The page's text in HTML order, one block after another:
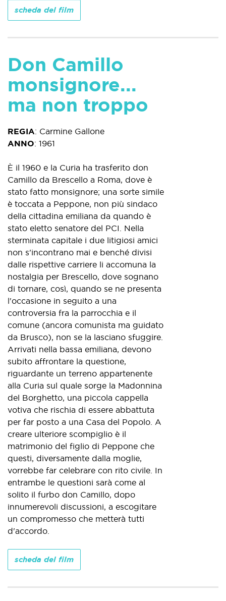
scheda del film
Don Camillo
monsignore...
ma non troppo
REGIA: Carmine Gallone
ANNO: 1961
È il 1960 e la Curia ha trasferito don
Camillo da Brescello a Roma, dove è
stato fatto monsignore; una sorte simile
è toccata a Peppone, non più sindaco
della cittadina emiliana da quando è
stato eletto senatore del PCI. Nella
sterminata capitale i due litigiosi amici
non s'incontrano mai e benché divisi
dalle rispettive carriere li accomuna la
nostalgia per Brescello, dove sognano
di tornare, così, quando se ne presenta
l'occasione in seguito a una
controversia fra la parrocchia e il
comune (ancora comunista ma guidato
da Brusco), non se la lasciano sfuggire.
Arrivati nella bassa emiliana, devono
subito affrontare la questione,
riguardante un terreno appartenente
alla Curia sul quale sorge la Madonnina
del Borghetto, una piccola cappella
votiva che rischia di essere abbattuta
per far posto a una Casa del Popolo. A
creare ulteriore scompiglio è il
matrimonio del figlio di Peppone che
questi, diversamente dalla moglie,
vorrebbe far celebrare con rito civile. In
entrambe le questioni sarà come al
solito il furbo don Camillo, dopo
innumerevoli discussioni, a escogitare
un compromesso che metterà tutti
d'accordo.
scheda del film